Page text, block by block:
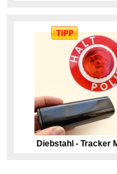
Diebstahl - Tracker